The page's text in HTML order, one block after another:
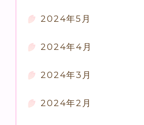
2024年5月
2024年4月
2024年3月
2024年2月